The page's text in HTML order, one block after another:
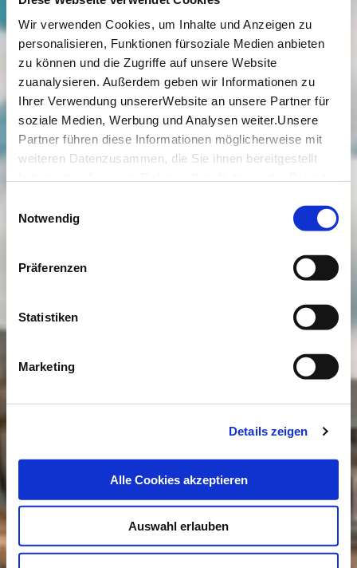
Wir verwenden Cookies, um Inhalte und Anzeigen zu
personalisieren, Funktionen fürsoziale Medien anbieten
zu können und die Zugriffe auf unsere Website
zuanalysieren. Außerdem geben wir Informationen zu
Ihrer Verwendung unsererWebsite an unsere Partner für
soziale Medien, Werbung und Analysen weiter.Unsere
Partner führen diese Informationen möglicherweise mit
weiteren Datenzusammen, die Sie ihnen bereitgestellt
Impressum
Notwendig
Präferenzen
Statistiken
Marketing
Details zeigen
Alle Cookies akzeptieren
Auswahl erlauben